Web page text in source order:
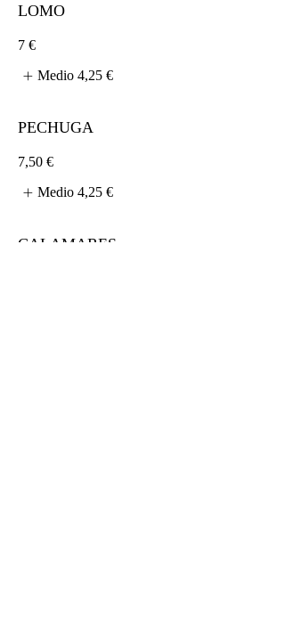
LOMO
7 €
Medio 4,25 €
PECHUGA
7,50 €
Medio 4,25 €
CALAMARES